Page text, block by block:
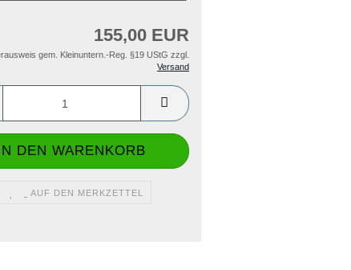
155,00 EUR
gem. Kleinuntern.-Reg. §19 UStG zzgl.
Versand
AUF DEN MERKZETTEL